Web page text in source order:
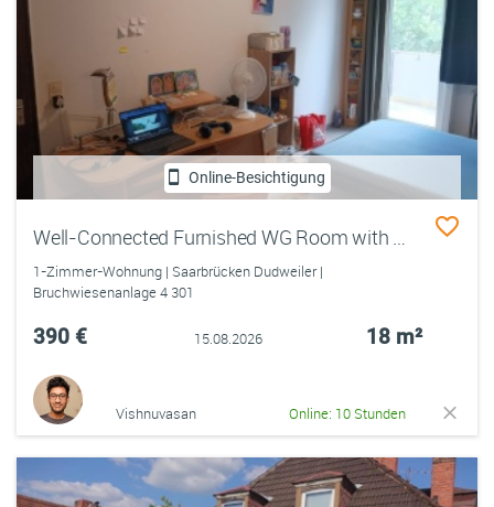
Online-Besichtigung
Well-Connected Furnished WG Room with Balcony | 7 min to Uni | Shops & Buses Nearby
1-Zimmer-Wohnung | Saarbrücken Dudweiler |
Bruchwiesenanlage 4 301
390 € 15.08.2026 18 m²
Vishnuvasan Online: 10 Stunden